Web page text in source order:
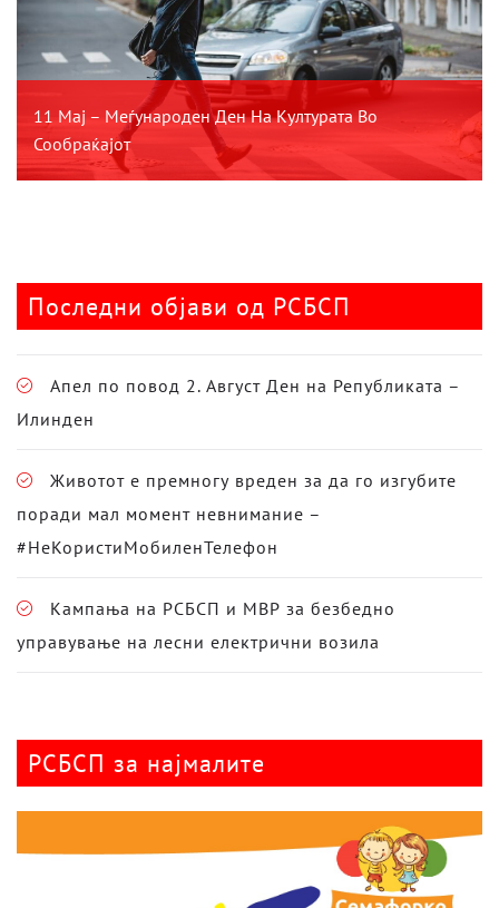
11 Мај – Меѓународен Ден На Културата Во
Сообраќајот
Последни објави од РСБСП
Апел по повод 2. Август Ден на Републиката –
Илинден
Животот е премногу вреден за да го изгубите
поради мал момент невнимание –
#НеКористиМобиленТелефон
Кампања на РСБСП и МВР за безбедно
управување на лесни електрични возила
РСБСП за најмалите